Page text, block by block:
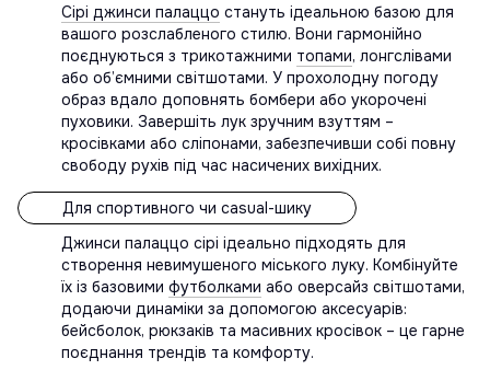
Сірі джинси палаццо стануть ідеальною базою для
вашого розслабленого стилю. Вони гармонійно
поєднуються з трикотажними топами, лонгслівами
або об’ємними світшотами. У прохолодну погоду
образ вдало доповнять бомбери або укорочені
пуховики. Завершіть лук зручним взуттям –
кросівками або сліпонами, забезпечивши собі повну
свободу рухів під час насичених вихідних.
Для спортивного чи casual-шику
Джинси палаццо сірі ідеально підходять для
створення невимушеного міського луку. Комбінуйте
їх із базовими футболками або оверсайз світшотами,
додаючи динаміки за допомогою аксесуарів:
бейсболок, рюкзаків та масивних кросівок – це гарне
поєднання трендів та комфорту.